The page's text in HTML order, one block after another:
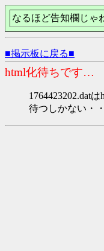
なるほど告知欄じゃ
■掲示板に戻る■
html化待ちです…
1764423202.dat
待つしかない・・